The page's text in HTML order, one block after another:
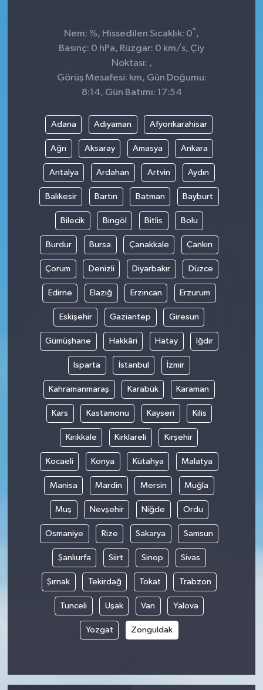
Nem: %, Hissedilen Sıcaklık: 0° ,
Basınç: 0 hPa, Rüzgar: 0 km/s, Çiy
Noktası: ,
Görüş Mesafesi: km, Gün Doğumu:
8:14, Gün Batımı: 17:54
Adana Adıyaman Afyonkarahisar
Ağrı Aksaray Amasya Ankara
Antalya Ardahan Artvin Aydın
Balıkesir Bartın Batman Bayburt
Bilecik Bingöl Bitlis Bolu
Burdur Bursa Çanakkale Çankırı
Çorum Denizli Diyarbakır Düzce
Edirne Elazığ Erzincan Erzurum
Eskişehir Gaziantep Giresun
Gümüşhane Hakkâri Hatay Iğdır
Isparta İstanbul İzmir
Kahramanmaraş Karabük Karaman
Kars Kastamonu Kayseri Kilis
Kırıkkale Kırklareli Kırşehir
Kocaeli Konya Kütahya Malatya
Manisa Mardin Mersin Muğla
Muş Nevşehir Niğde Ordu
Osmaniye Rize Sakarya Samsun
Şanlıurfa Siirt Sinop Sivas
Şırnak Tekirdağ Tokat Trabzon
Tunceli Uşak Van Yalova
Yozgat Zonguldak